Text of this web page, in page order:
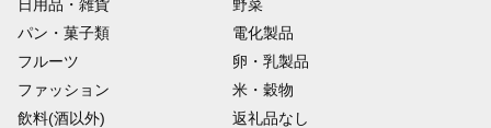
日用品・雑貨
野菜
パン・菓子類
電化製品
フルーツ
卵・乳製品
ファッション
米・穀物
飲料(酒以外)
返礼品なし